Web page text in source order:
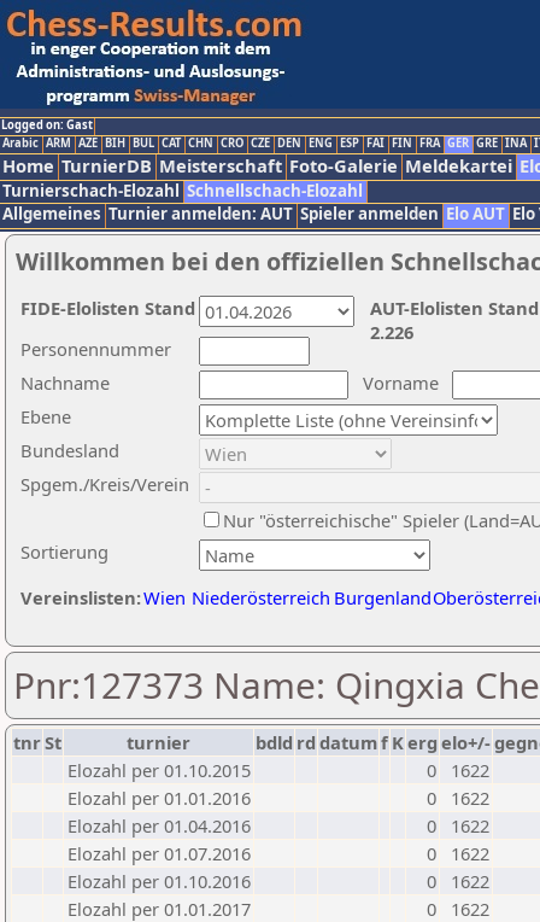
Logged on: Gast
Arabic ARM AZE BIH BUL CAT CHN CRO CZE DEN ENG ESP FAI FIN FRA GER GRE INA
Home TurnierDB Meisterschaft Foto-Galerie Meldekartei
Turnierschach-Elozahl Schnellschach-Elozahl
Allgemeines Turnier anmelden: AUT Spieler anmelden Elo AUT
Willkommen bei den offiziellen
Nachname
Vorname
Ebene
Sortierung
Personennummer
Bundesland
Spgem./Kreis/Verein
Nur "österreichische" Spieler
Vereinslisten:Wien Niederösterreich Burgenland
AUT-Elolisten
2.226
FIDE-Elolisten Stand
Pnr:127373 Name: Qingxia
tnrSt turnier bdld rd datumf Kerg elo+/-
Elozahl per 01.10.2015
0
1622
Elozahl per 01.01.2016
0
1622
Elozahl per 01.04.2016
0
1622
Elozahl per 01.07.2016
0
1622
Elozahl per 01.10.2016
0
1622
Elozahl per 01.01.2017
0
1622